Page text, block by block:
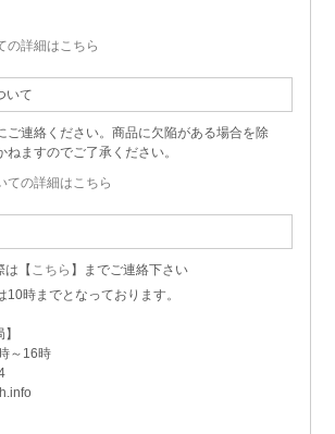
の詳細はこちら
いて
ご連絡ください。商品に欠陥がある場合を除
ねますのでご了承ください。
ての詳細はこちら
は【 こちら 】までご連絡下さい
時までとなっております。
～16時